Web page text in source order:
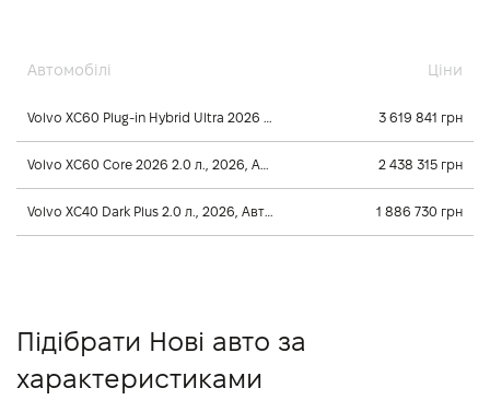
Автомобілі Ціни
Volvo XC60 Plug-in Hybrid Ultra 2026 2.0 л., 2026, Автомат 3 619 841 грн
Volvo XC60 Core 2026 2.0 л., 2026, Автомат 2 438 315 грн
Volvo XC40 Dark Plus 2.0 л., 2026, Автомат 1 886 730 грн
Підібрати Нові авто за
характеристиками